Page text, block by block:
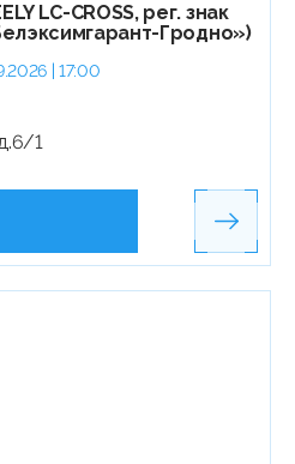
LC-CROSS, рег. знак
Гродно»)
| 17:00
1